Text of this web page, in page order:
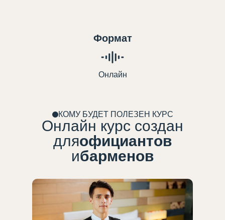
Формат
Онлайн
КОМУ БУДЕТ ПОЛЕЗЕН КУРС
Онлайн курс создан
дляофициантов
ибарменов